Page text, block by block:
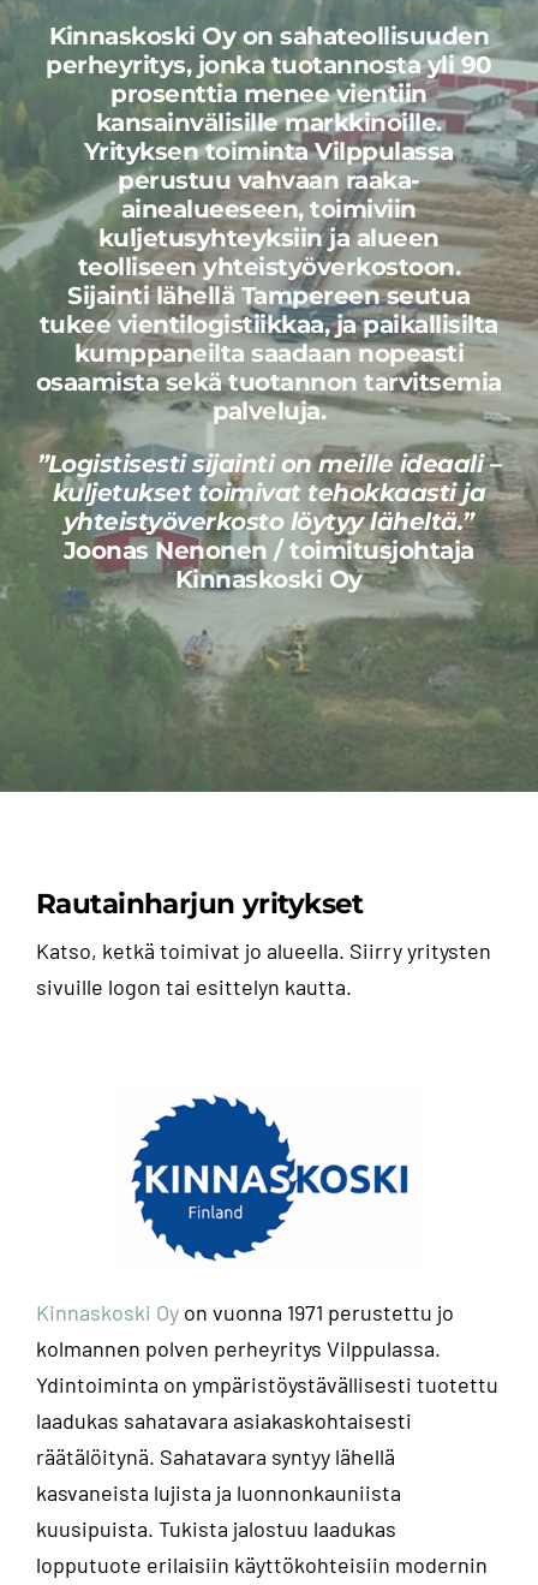
Kinnaskoski Oy on sahateollisuuden
perheyritys, jonka tuotannosta yli 90
prosenttia menee vientiin
kansainvälisille markkinoille.
Yrityksen toiminta Vilppulassa
perustuu vahvaan raaka-
ainealueeseen, toimiviin
kuljetusyhteyksiin ja alueen
teolliseen yhteistyöverkostoon.
Sijainti lähellä Tampereen seutua
tukee vientilogistiikkaa, ja paikallisilta
kumppaneilta saadaan nopeasti
osaamista sekä tuotannon tarvitsemia
palveluja.
”Logistisesti sijainti on meille ideaali –
kuljetukset toimivat tehokkaasti ja
yhteistyöverkosto löytyy läheltä.”
Joonas Nenonen / toimitusjohtaja
Kinnaskoski Oy
Rautainharjun yritykset
Katso, ketkä toimivat jo alueella. Siirry yritysten
sivuille logon tai esittelyn kautta.
Kinnaskoski Oyon vuonna 1971 perustettu jo
kolmannen polven perheyritys Vilppulassa.
Ydintoiminta on ympäristöystävällisesti tuotettu
laadukas sahatavara asiakaskohtaisesti
räätälöitynä. Sahatavara syntyy lähellä
kasvaneista lujista ja luonnonkauniista
kuusipuista. Tukista jalostuu laadukas
lopputuote erilaisiin käyttökohteisiin modernin